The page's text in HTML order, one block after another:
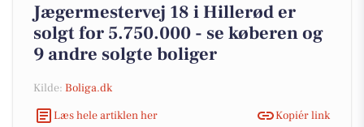
Jægermestervej 18 i Hillerød er
solgt for 5.750.000 - se køberen og
9 andre solgte boliger
Kilde: Boliga.dk
Læs hele artiklen her
Kopiér link